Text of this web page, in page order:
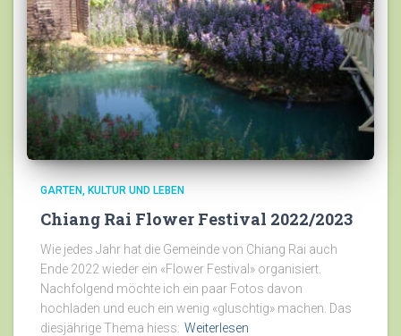
GARTEN KULTUR UND LEBEN
Chiang Rai Flower Festival 2022/2023
Wie jedes Jahr hat die Gemeinde von Chiang Rai auch
Ende 2022 wieder ein «Flower Festival» organisiert.
Nachfolgend möchte ich ein paar Fotos davon
hochladen und euch ein wenig «gluschtig» machen. Das
diesjährige Thema hiess: Weiterlesen